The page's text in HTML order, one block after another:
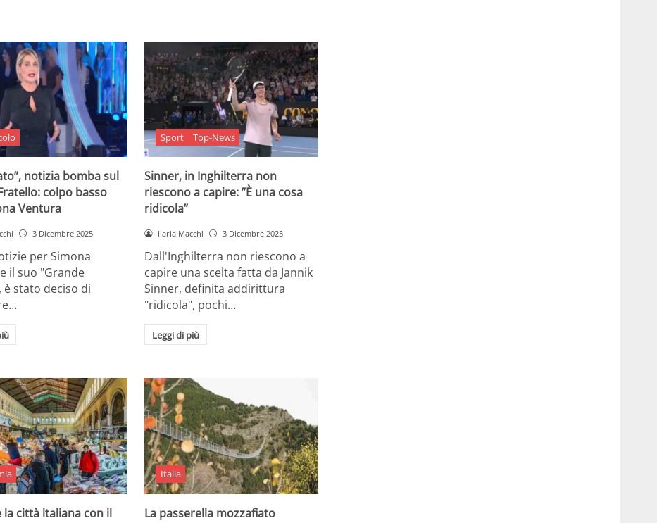
notizia bomba sul
colpo basso
Ventura
3 Dicembre 2025
per Simona
il suo "Grande
è stato deciso di
Sport Top-News
Sinner, in Inghilterra non
riescono a capire: ”È una cosa
ridicola”
Ilaria Macchi 3 Dicembre 2025
Dall'Inghilterra non riescono a
capire una scelta fatta da Jannik
Sinner, definita addirittura
"ridicola", pochi…
Leggi di più
la città italiana con il
Italia
La passerella mozzafiato